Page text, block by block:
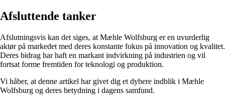
Afsluttende tanker
Afslutningsvis kan det siges, at Mæhle Wolfsburg er en uvurderlig
aktør på markedet med deres konstante fokus på innovation og kvalitet.
Deres bidrag har haft en markant indvirkning på industrien og vil
fortsat forme fremtiden for teknologi og produktion.
Vi håber, at denne artikel har givet dig et dybere indblik i Mæhle
Wolfsburg og deres betydning i dagens samfund.